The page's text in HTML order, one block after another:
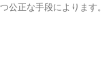
公正な手段によります。